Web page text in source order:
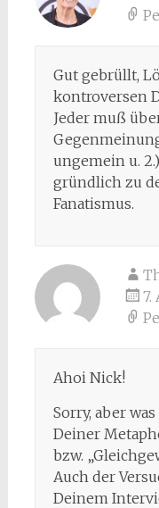
Gut gebrüllt,
kontroversen
Jeder muß
ungemein u.
gründlich zu
Fanatismus.
7.
Ahoi Nick!
Sorry, aber
Deiner
bzw.
Auch der
Deinem